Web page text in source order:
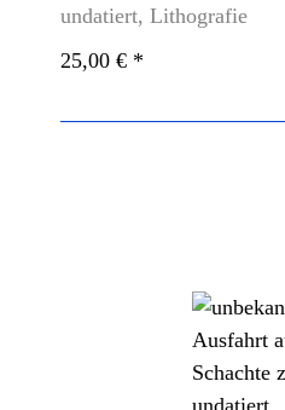
undatiert, Lithografie
25,00 € *